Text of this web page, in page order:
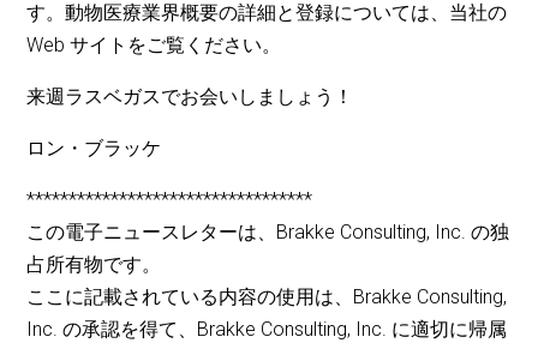
す。動物医療業界概要の詳細と登録については、当社の
Web サイトをご覧ください。
来週ラスベガスでお会いしましょう！
ロン・ブラッケ
**********************************
この電子ニュースレターは、Brakke Consulting, Inc. の独
占所有物です。
ここに記載されている内容の使用は、Brakke Consulting,
Inc. の承認を得て、Brakke Consulting, Inc. に適切に帰属